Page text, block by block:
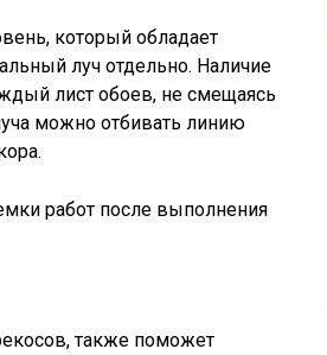
который обладает
луч отдельно. Наличие
лист обоев, не смещаясь
можно отбивать линию
работ после выполнения
также поможет